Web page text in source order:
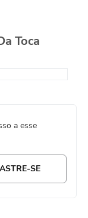
Toca
a esse
SE